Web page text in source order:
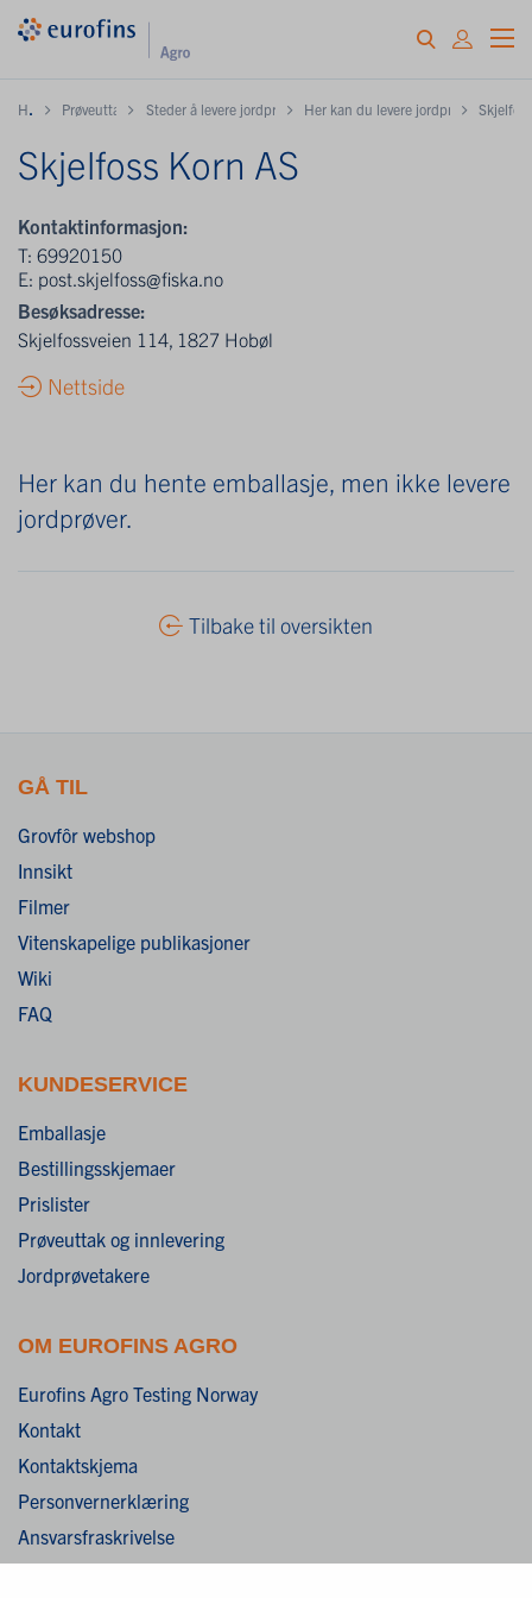
H
ome Prøveuttak og innleveringSteder å levere jordprøver samt hente gratis emballasje
Her kan du levere jordprøver og /
Skjelfoss Korn AS
Kontaktinformasjon:
T: 69920150
E: post.skjelfoss@fiska.no
Besøksadresse:
Skjelfossveien 114, 1827 Hobøl
Nettside
Her kan du hente emballasje, men ikke levere
jordprøver.
Tilbake til oversikten
GÅ TIL
Grovfôr webshop
Innsikt
Filmer
Vitenskapelige publikasjoner
Wiki
FAQ
KUNDESERVICE
Emballasje
Bestillingsskjemaer
Prislister
Prøveuttak og innlevering
Jordprøvetakere
OM EUROFINS AGRO
Eurofins Agro Testing Norway
Kontakt
Kontaktskjema
Personvernerklæring
Ansvarsfraskrivelse
Cookies